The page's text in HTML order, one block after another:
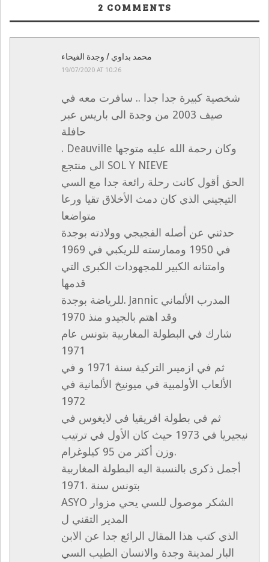
2 COMMENTS
محمد بداوي / وجدة الفيحاء
19/07/2020 AT 10:26
شخصية كبيرة جدا جدا .. سافرت معه في
صيف 2003 من وجدة الى باريس عبر
حافلة
. Deauville وكان رحمة الله عليه متوجها
الى منتجع SOL Y NIEVE
الحق أقول كانت رحلة رائعة جدا مع السي
التيجيني الذي كان دمث الأخلاق تقيا ورعا
متواضعا
حدثني عن أصله الفجيجي وولادته بوجدة
في 1950 وممارسته للريكبي في 1969
وامتنانه الكبير للمجهودات الكبرى التي
قدمها
للرياضة بوجدة. Jannic المدرب الألماني
وقد اهتم بالجيدو منذ 1970
شارك في البطولة المغاربية بتونس عام
1971
ثم في ازميىر التركية سنة 1971 و في
الألعاب الأولمبية في ميونيخ الألمانية في
1972
ثم في بطولة افريقيا في لايغوس في
نيجيريا في 1973 حيث كان الأول في ترتيب
وزن أكثر من 95 كيلوغرام.
أجمل ذكرى بالنسبة اليه البطولة المغاربية
بتونس سنة .1971
ASYO الشكر موصول للسي يحي مزوار
المدير التقني ل
الذي كتب هذا المقال الرائع جدا عن الابن
البار لمدينة وجدة والانسان الطيب السي